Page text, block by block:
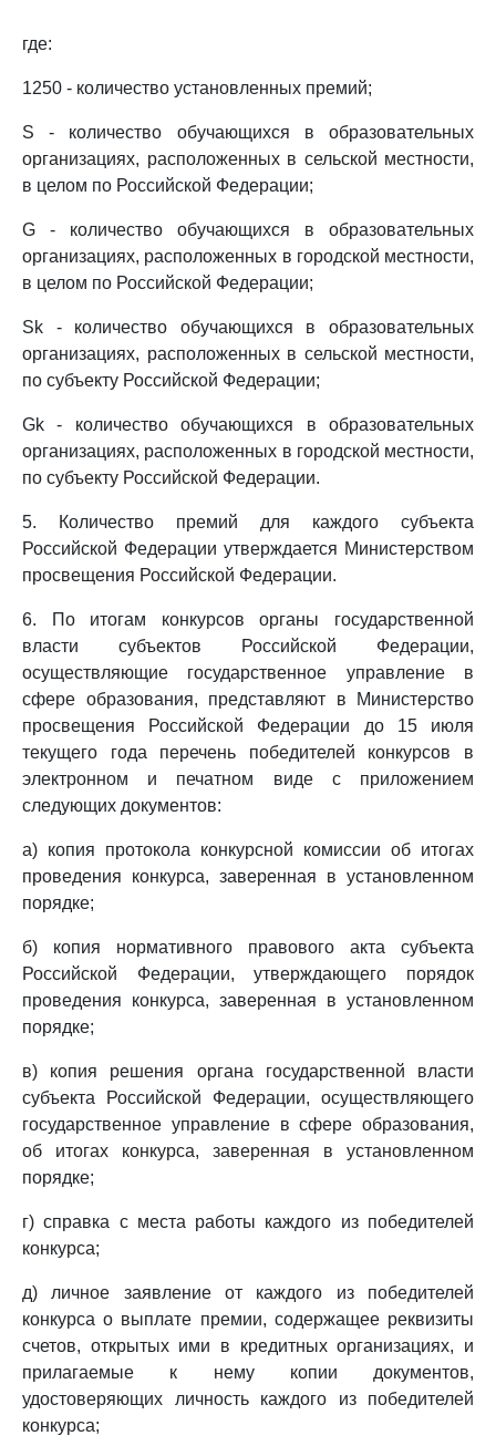
где:
1250 - количество установленных премий;
S - количество обучающихся в образовательных
организациях, расположенных в сельской местности,
в целом по Российской Федерации;
G - количество обучающихся в образовательных
организациях, расположенных в городской местности,
в целом по Российской Федерации;
Sk - количество обучающихся в образовательных
организациях, расположенных в сельской местности,
по субъекту Российской Федерации;
Gk - количество обучающихся в образовательных
организациях, расположенных в городской местности,
по субъекту Российской Федерации.
5. Количество премий для каждого субъекта
Российской Федерации утверждается Министерством
просвещения Российской Федерации.
6. По итогам конкурсов органы государственной
власти субъектов Российской Федерации,
осуществляющие государственное управление в
сфере образования, представляют в Министерство
просвещения Российской Федерации до 15 июля
текущего года перечень победителей конкурсов в
электронном и печатном виде с приложением
следующих документов:
а) копия протокола конкурсной комиссии об итогах
проведения конкурса, заверенная в установленном
порядке;
б) копия нормативного правового акта субъекта
Российской Федерации, утверждающего порядок
проведения конкурса, заверенная в установленном
порядке;
в) копия решения органа государственной власти
субъекта Российской Федерации, осуществляющего
государственное управление в сфере образования,
об итогах конкурса, заверенная в установленном
порядке;
г) справка с места работы каждого из победителей
конкурса;
д) личное заявление от каждого из победителей
конкурса о выплате премии, содержащее реквизиты
счетов, открытых ими в кредитных организациях, и
прилагаемые к нему копии документов,
удостоверяющих личность каждого из победителей
конкурса;